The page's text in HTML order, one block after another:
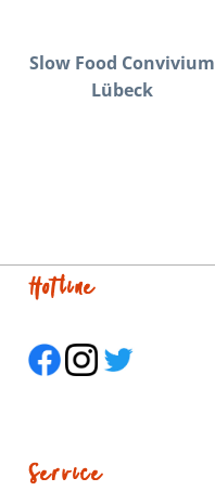
Slow Food Convivium
Lübeck
Hotline
Service